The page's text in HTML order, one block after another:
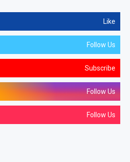
Like
Follow Us
Subscribe
Follow Us
Follow Us